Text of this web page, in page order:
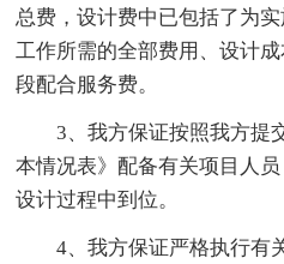
总费，设计费中已包括了为
工作所需的全部费用、设计
段配合服务费。
3、我方保证按照我方提
本情况表》配备有关项目人
设计过程中到位。
4、我方保证严格执行有